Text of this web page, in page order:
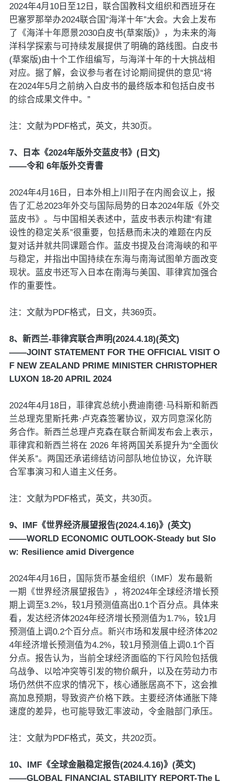
2024年4月10日至12日，联合国教科文组织和西班牙在
巴塞罗那举办2024联合国“海洋十年”大会。大会上发布
了《海洋十年愿景2030白皮书(草案版)》，为未来的海
洋科学探索与可持续发展提供了明确的路线图。白皮书
(草案版)由十个工作组编写，与海洋十年的十大挑战相
对应。据了解，会议参与者在讨论期间提供的意见“将
在2024年5月之前纳入白皮书的最终版本和包括白皮书
的综合成果文件中。”
注：文献为PDF格式，英文，共30页。
7、日本《2024年版外交蓝皮书》(日文)
——令和 6年版外交青書
2024年4月16日，日本外相上川阳子在内阁会议上，报
告了汇总2023年外交与国际局势的日本2024年版《外交
蓝皮书》。与中国相关表述中，蓝皮书表示构建“有建
设性的稳定关系”很重要，包括悬而未决的难题在内反
复对话并就共同课题合作。蓝皮书提及台湾海峡的和平
与稳定，并指出中国持续在东海与南海试图单方面改变
现状。蓝皮书还写入日本在南海与美国、菲律宾加强合
作的重要性。
注：文献为PDF格式，日文，共369页。
8、新西兰-菲律宾联合声明(2024.4.18)(英文)
——JOINT STATEMENT FOR THE OFFICIAL VISIT O
F NEW ZEALAND PRIME MINISTER CHRISTOPHER
LUXON 18-20 APRIL 2024
2024年4月18日，菲律宾总统小费迪南德·马科斯和新西
兰总理克里斯托弗·卢克森签署协议，双方同意深化防
务合作。新西兰总理卢克森在联合新闻发布会上表示，
菲律宾和新西兰将在 2026 年将两国关系提升为“全面伙
伴关系”。两国还承诺缔结访问部队地位协议，允许联
合军事演习和人道主义任务。
注：文献为PDF格式，英文，共30页。
9、IMF《世界经济展望报告(2024.4.16)》(英文)
——WORLD ECONOMIC OUTLOOK-Steady but Slo
w: Resilience amid Divergence
2024年4月16日，国际货币基金组织（IMF）发布最新
一期《世界经济展望报告》，将2024年全球经济增长预
期上调至3.2%，较1月预测值高出0.1个百分点。具体来
看，发达经济体2024年经济增长预测值为1.7%，较1月
预测值上调0.2个百分点。新兴市场和发展中经济体202
4年经济增长预测值为4.2%，较1月预测值上调0.1个百
分点。报告认为，当前全球经济面临的下行风险包括俄
乌战争、以哈冲突等引发的物价飙升，以及在劳动力市
场仍然供不应求的情况下，核心通胀居高不下，这会推
高加息预期，导致资产价格下跌。主要经济体通胀下降
速度的差异，也可能导致汇率波动，令金融部门承压。
注：文献为PDF格式，英文，共202页。
10、IMF《全球金融稳定报告(2024.4.16)》(英文)
——GLOBAL FINANCIAL STABILITY REPORT-The L